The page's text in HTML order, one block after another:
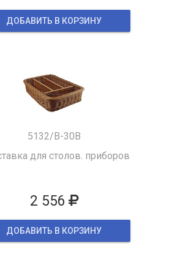
ДОБАВИТЬ В КОРЗИНУ
5132/B-30B
для столов. приборов
2 556
ДОБАВИТЬ В КОРЗИНУ